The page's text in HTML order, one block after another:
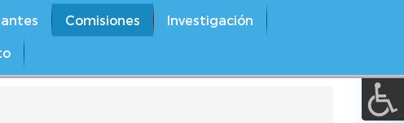
Comisiones Investigación
A a (+/-) :